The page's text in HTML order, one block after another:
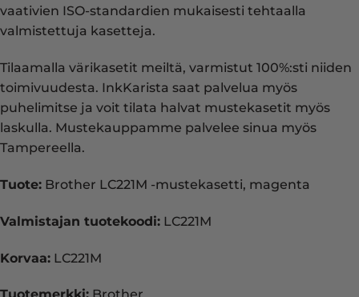
vaativien ISO-standardien mukaisesti tehtaalla
valmistettuja kasetteja.
Tilaamalla värikasetit meiltä, varmistut 100%:sti niiden
toimivuudesta. InkKarista saat palvelua myös
puhelimitse ja voit tilata halvat mustekasetit myös
laskulla. Mustekauppamme palvelee sinua myös
Tampereella.
Tuote: Brother LC221M -mustekasetti, magenta
Valmistajan tuotekoodi: LC221M
Korvaa: LC221M